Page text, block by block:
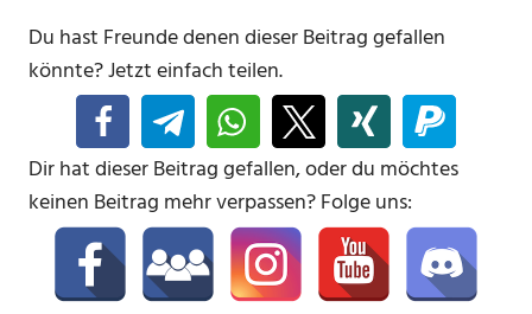
Du hast Freunde denen dieser Beitrag gefallen
könnte? Jetzt einfach teilen.
Dir hat dieser Beitrag gefallen, oder du möchtes
keinen Beitrag mehr verpassen? Folge uns: